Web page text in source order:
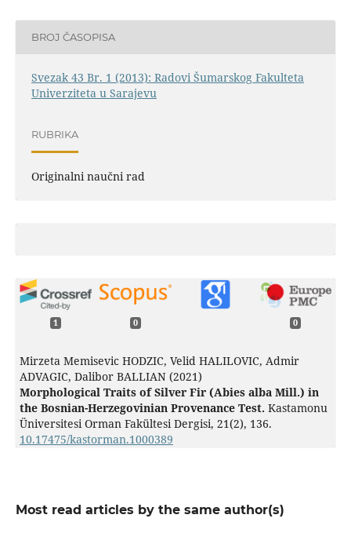
BROJ ČASOPISA
Svezak 43 Br. 1 (2013): Radovi Šumarskog Fakulteta
Univerziteta u Sarajevu
RUBRIKA
Originalni naučni rad
1 0 0
Mirzeta Memisevic HODZIC, Velid HALILOVIC, Admir
ADVAGIC, Dalibor BALLIAN (2021)
Morphological Traits of Silver Fir (Abies alba Mill.) in
the Bosnian-Herzegovinian Provenance Test. Kastamonu
Üniversitesi Orman Fakültesi Dergisi, 21(2), 136.
10.17475/kastorman.1000389
Most read articles by the same author(s)